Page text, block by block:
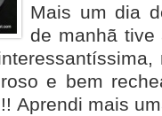
Mais um dia
de manhã tive
e bem
Aprendi mais